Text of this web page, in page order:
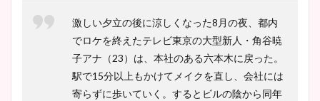
豊島実季アナのカップ画像ま
とめ！美脚や水着姿に年齢も
調査！
激しい夕立の後に涼しくなった8月の夜、都内
でロケを終えたテレビ東京の大型新人・角谷暁
子アナ（23）は、本社のある六本木に戻った。
駅で15分以上もかけてメイクを直し、会社には
寄らずに歩いていく。するとビルの陰から同年